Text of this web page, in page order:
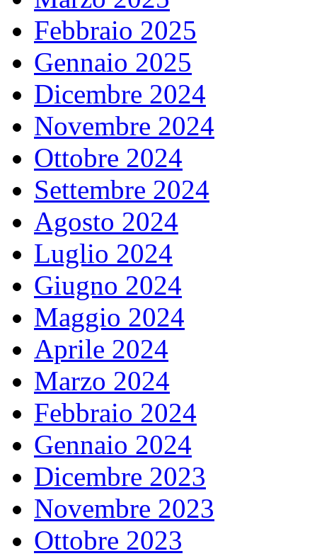
Febbraio 2025
Gennaio 2025
Dicembre 2024
Novembre 2024
Ottobre 2024
Settembre 2024
Agosto 2024
Luglio 2024
Giugno 2024
Maggio 2024
Aprile 2024
Marzo 2024
Febbraio 2024
Gennaio 2024
Dicembre 2023
Novembre 2023
Ottobre 2023